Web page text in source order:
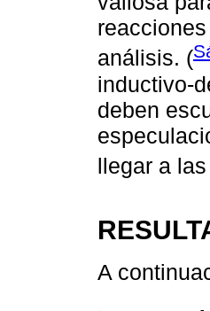
análisis. (
inductivo-
deben
llegar a
A